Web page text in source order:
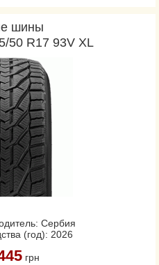
шины
50 R17 93V XL
Сербия
(год): 2026
грн